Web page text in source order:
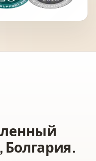
Болгария.